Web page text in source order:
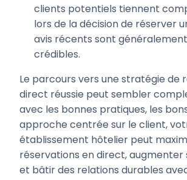
clients potentiels tiennent
lors de la décision de réserver
avis récents sont
crédibles.
Le parcours vers une stratégie de
direct réussie peut sembler
avec les bonnes pratiques, les
approche centrée sur le client,
établissement hôtelier peut
réservations en direct, augmenter
et bâtir des relations durables